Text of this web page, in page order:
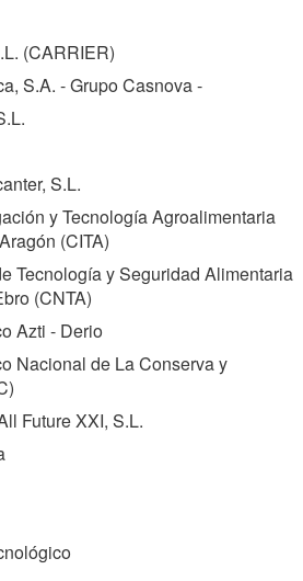
(CARRIER)
S.A. - Grupo Casnova -
S.L.
y Tecnología Agroalimentaria
(CITA)
Tecnología y Seguridad Alimentaria
(CNTA)
Azti - Derio
Nacional de La Conserva y
)
Future XXI, S.L.